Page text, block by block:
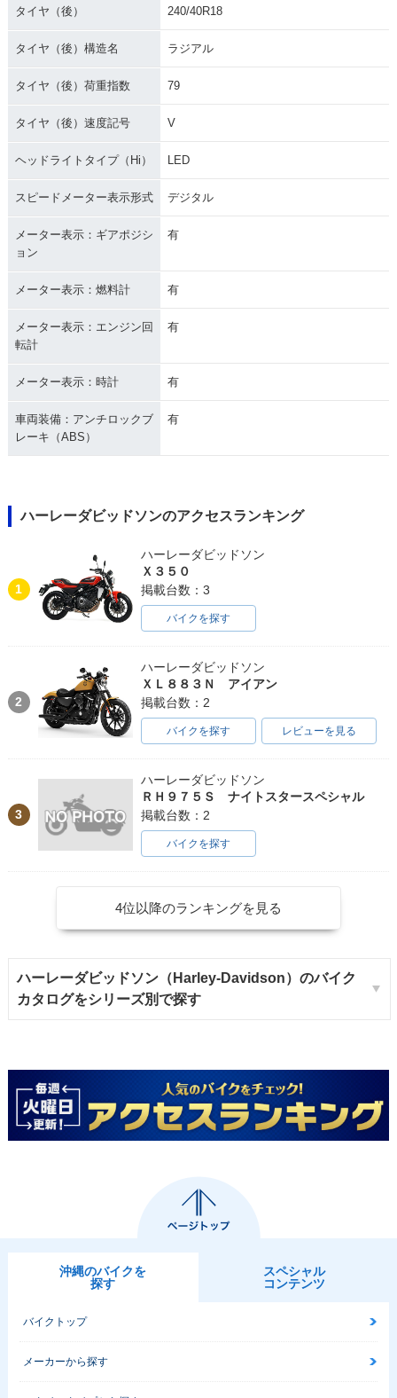
タイヤ（後） 240/40R18
タイヤ（後）構造名 ラジアル
タイヤ（後）荷重指数 79
タイヤ（後）速度記号 V
ヘッドライトタイプ（Hi） LED
スピードメーター表示形式 デジタル
メーター表示：ギアポジシ
ョン
有
メーター表示：燃料計 有
メーター表示：エンジン回
転計
有
メーター表示：時計 有
車両装備：アンチロックブ
レーキ（ABS）
有
ハーレーダビッドソンのアクセスランキング
1
ハーレーダビッドソン
Ｘ３５０
掲載台数：3
バイクを探す
2
ハーレーダビッドソン
ＸＬ８８３Ｎ アイアン
掲載台数：2
バイクを探す レビューを見る
3
ハーレーダビッドソン
ＲＨ９７５Ｓ ナイトスタースペシャル
掲載台数：2
バイクを探す
4位以降のランキングを見る
ハーレーダビッドソン（Harley-Davidson）のバイク
カタログをシリーズ別で探す
沖縄のバイクを
探す
スペシャル
コンテンツ
バイクトップ
メーカーから探す